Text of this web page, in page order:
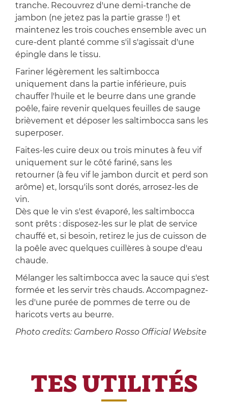
tranche. Recouvrez d'une demi-tranche de
jambon (ne jetez pas la partie grasse !) et
maintenez les trois couches ensemble avec un
cure-dent planté comme s'il s'agissait d'une
épingle dans le tissu.
Fariner légèrement les saltimbocca
uniquement dans la partie inférieure, puis
chauffer l'huile et le beurre dans une grande
poêle, faire revenir quelques feuilles de sauge
brièvement et déposer les saltimbocca sans les
superposer.
Faites-les cuire deux ou trois minutes à feu vif
uniquement sur le côté fariné, sans les
retourner (à feu vif le jambon durcit et perd son
arôme) et, lorsqu'ils sont dorés, arrosez-les de
vin.
Dès que le vin s'est évaporé, les saltimbocca
sont prêts : disposez-les sur le plat de service
chauffé et, si besoin, retirez le jus de cuisson de
la poêle avec quelques cuillères à soupe d'eau
chaude.
Mélanger les saltimbocca avec la sauce qui s'est
formée et les servir très chauds. Accompagnez-
les d'une purée de pommes de terre ou de
haricots verts au beurre.
Photo credits: Gambero Rosso Official Website
TES UTILITÉS